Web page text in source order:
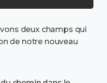
deux champs qui
de notre nouveau